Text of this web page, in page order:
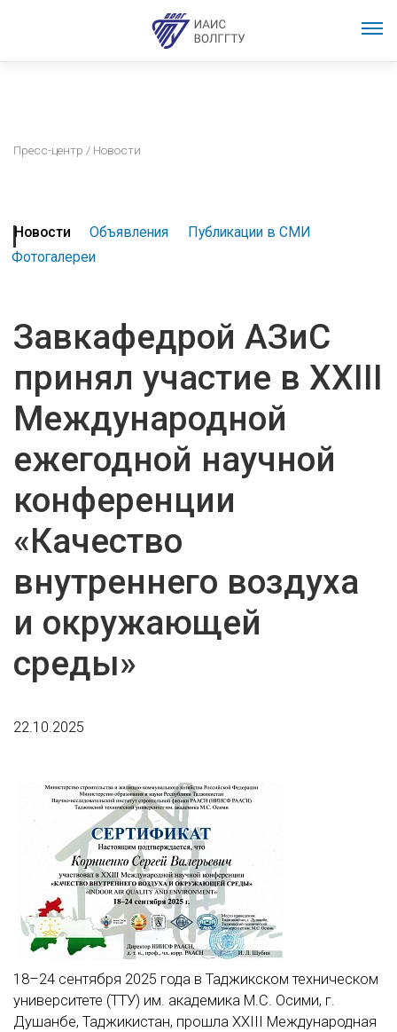
Пресс-центр / Новости
Новости Объявления
Публикации в СМИ
Фотогалереи
Завкафедрой АЗиС
принял участие в XXIII
Международной
ежегодной научной
конференции
«Качество
внутреннего воздуха
и окружающей
среды»
22.10.2025
18–24 сентября 2025 года в Таджикском техническом
университете (ТТУ) им. академика М.С. Осими, г.
Душанбе, Таджикистан, прошла XXIII Международная